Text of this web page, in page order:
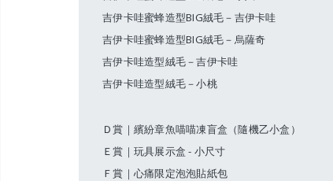
吉伊卡哇蜜蜂造型BIG絨毛－吉伊卡哇
吉伊卡哇蜜蜂造型BIG絨毛－烏薩奇
吉伊卡哇造型絨毛－吉伊卡哇
吉伊卡哇造型絨毛－小桃
Ｄ賞｜繽紛章魚喵喵凍盲盒（隨機乙小盒）
Ｅ賞｜玩具展示盒 - 小尺寸
Ｆ賞｜心痛限定泡泡貼紙包